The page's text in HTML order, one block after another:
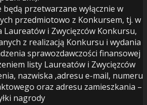
przetwarzane wyłącznie w
przedmiotowo z Konkursem, tj. w
Laureatów i Zwycięzców Konkursu,
z realizacją Konkursu i wydania
sprawozdawczości finansowej
listy Laureatów i Zwycięzców
nazwiska ,adresu e-mail, numeru
oraz adresu zamieszkania –
nagrody